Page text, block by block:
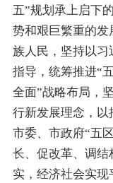
五”规划承上启下
势和艰巨繁重的发
族人民，坚持以习
指导， 统筹推进“
全面”战略布局，
行新发展理念 ， 以
市委、市政府“五
长、促改革、调结
实，经济社会实现